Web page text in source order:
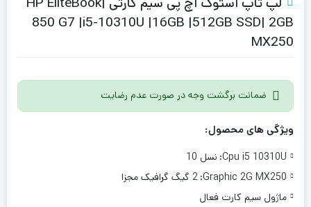
850 G7 |i5-10310U |16GB |512GB SSD| 2GB
MX250
ضمانت برگشت وجه در صورت عدم رضایت
ویژگی های محصول:
Cpu i5 10310U: نسل 10
Graphic 2G MX250: 2 گیگ گرافیک مجزا
ماژول سیم کارت فعال